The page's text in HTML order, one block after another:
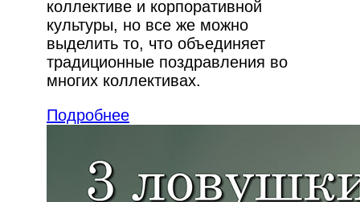
коллективе и корпоративной
культуры, но все же можно
выделить то, что объединяет
традиционные поздравления во
многих коллективах.
Подробнее